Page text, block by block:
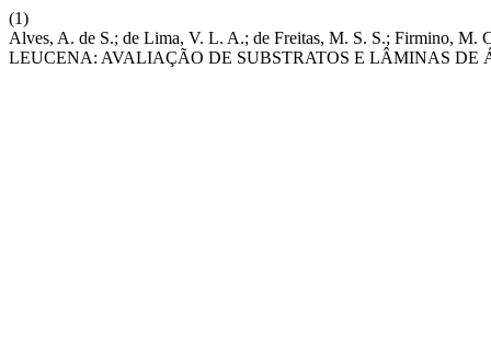
(1)
Alves, A. de S.; de Lima, V. L. A.; de Freitas, M. S. S.; Firmino,
LEUCENA: AVALIAÇÃO DE SUBSTRATOS E LÂMINAS DE